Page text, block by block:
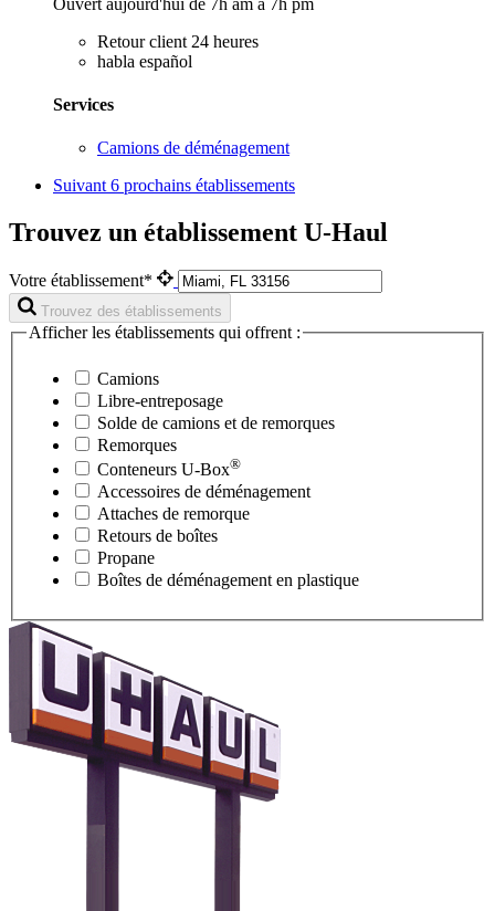
Retour client 24 heures
habla español
Services
Camions de déménagement
Suivant 6 prochains établissements
Trouvez un établissement U-Haul
Votre établissement*
Trouvez des établissements
Afficher les établissements qui offrent :
Camions
Libre-entreposage
Solde de camions et de remorques
Remorques
Conteneurs U-Box®
Accessoires de déménagement
Attaches de remorque
Retours de boîtes
Propane
Boîtes de déménagement en plastique